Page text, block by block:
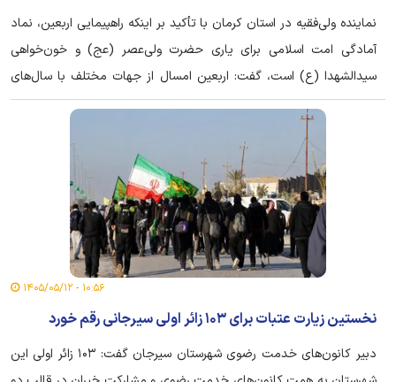
نماینده ولی‌فقیه در استان کرمان با تأکید بر اینکه راهپیمایی اربعین، نماد
آمادگی امت اسلامی برای یاری حضرت ولی‌عصر (عج) و خون‌خواهی
سیدالشهدا (ع) است، گفت: اربعین امسال از جهات مختلف با سال‌های
گذشته متفاوت بوده و جلوه‌ای مضاعف از خون‌خواهی حسینی را به نمایش
۱۰:۵۶ - ۱۴۰۵/۰۵/۱۲
نخستین زیارت عتبات برای ۱۰۳ زائر اولی سیرجانی رقم خورد
دبیر کانون‌های خدمت رضوی شهرستان سیرجان گفت: ۱۰۳ زائر اولی این